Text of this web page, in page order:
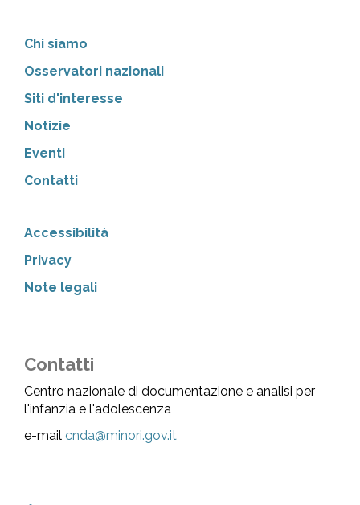
Chi siamo
Osservatori nazionali
Siti d'interesse
Notizie
Eventi
Contatti
Accessibilità
Privacy
Note legali
Contatti
Centro nazionale di documentazione e analisi per
l'infanzia e l'adolescenza
e-mail cnda@minori.gov.it